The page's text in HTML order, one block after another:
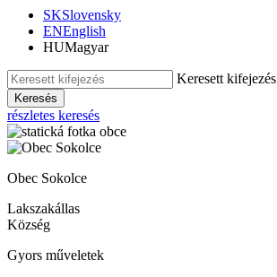
SKSlovensky
ENEnglish
HUMagyar
Keresett kifejezés
Keresés
részletes keresés
Obec Sokolce
Lakszakállas
Község
Gyors műveletek